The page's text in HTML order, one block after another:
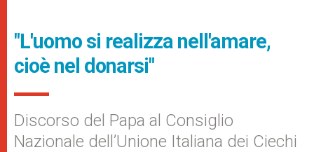
"L'uomo si realizza nell'amare,
cioè nel donarsi"
Discorso del Papa al Consiglio
Nazionale dell’Unione Italiana dei Ciechi